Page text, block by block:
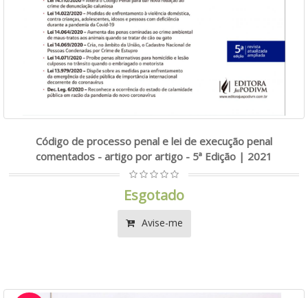
Código de processo penal e lei de execução penal
comentados - artigo por artigo - 5ª Edição | 2021
Esgotado
Avise-me